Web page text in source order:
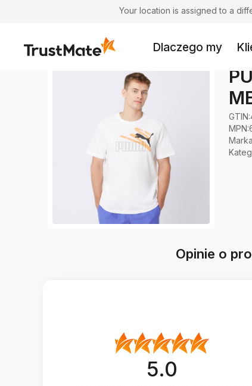
Your location is assigned to a
Dlaczego my
GTIN:
MPN:
Marka
Opinie o
5.0